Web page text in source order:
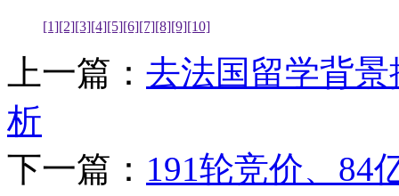
[1][2][3][4][5][6][7][8][9][10]
上一篇： 去法国留学背
析
下一篇： 191轮竞价、84